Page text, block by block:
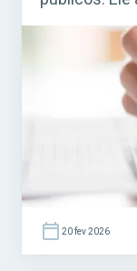
fiscalização
serviços e
regras
Grátis INSS
em
quem busca
20 fev 2026